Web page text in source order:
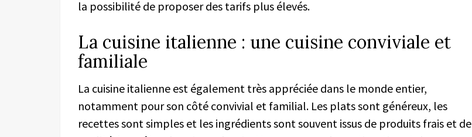
la possibilité de proposer des tarifs plus élevés.
La cuisine italienne : une cuisine conviviale et
familiale
La cuisine italienne est également très appréciée dans le monde entier,
notamment pour son côté convivial et familial. Les plats sont généreux, les
recettes sont simples et les ingrédients sont souvent issus de produits frais et de